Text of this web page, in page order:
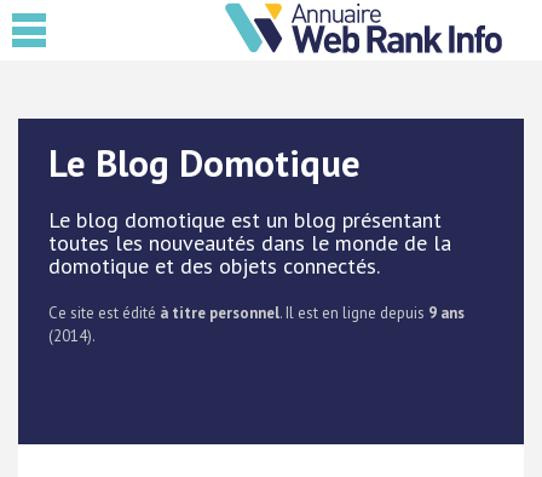
Le Blog Domotique
Le blog domotique est un blog présentant
toutes les nouveautés dans le monde de la
domotique et des objets connectés.
Ce site est édité à titre personnel. Il est en ligne depuis 9 ans
(2014).